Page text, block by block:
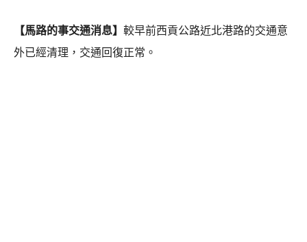
【馬路的事交通消息】 較早前西貢公路近北港路的交通意
外已經清理，交通回復正常。